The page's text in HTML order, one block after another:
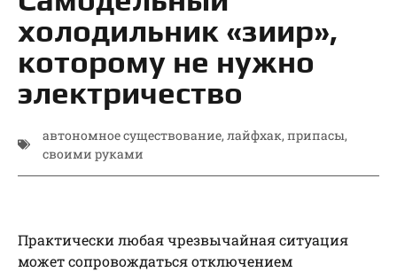
холодильник «зиир»,
которому не нужно
электричество
автономное существование, лайфхак, припасы,
своими руками
Практически любая чрезвычайная ситуация
может сопровождаться отключением